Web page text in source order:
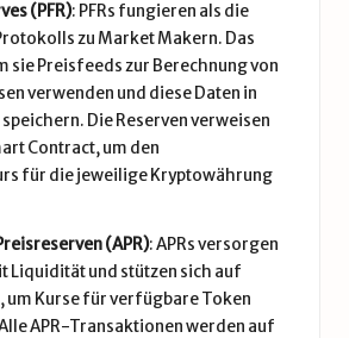
(PFR): PFRs fungieren als die
zu Market Makern. Das
sie Preisfeeds zur Berechnung von
verwenden und diese Daten in
Die Reserven verweisen
Contract, um den
für die jeweilige Kryptowährung
(APR): APRs versorgen
Liquidität und stützen sich auf
um Kurse für verfügbare Token
APR-Transaktionen werden auf